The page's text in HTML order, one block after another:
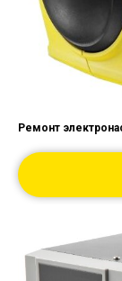
Ремонт